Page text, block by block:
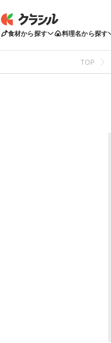
食材から探す 料理名から探す
TOP